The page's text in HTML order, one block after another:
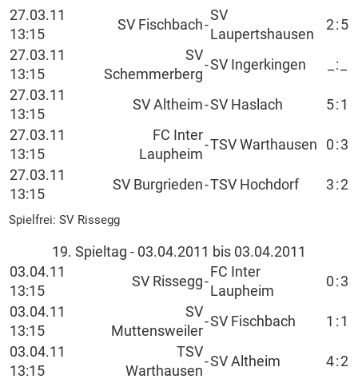
27.03.11
13:15
SV Fischbach-
SV
Laupertshausen
2: 5
27.03.11
13:15
SV
Schemmerberg
-SV Ingerkingen :
27.03.11
13:15
SV Altheim-SV Haslach 5: 1
27.03.11
13:15
FC Inter
Laupheim
-TSV Warthausen 0 : 3
27.03.11
13:15
SV Burgrieden-TSV Hochdorf 3 :2
Spielfrei: SV Rissegg
19. Spieltag - 03.04.2011 bis 03.04.2011
03.04.11
13:15
SV Rissegg-
FC Inter
Laupheim
0 : 3
03.04.11
13:15
SV
Muttensweiler
-SV Fischbach 1 : 1
03.04.11
13:15
TSV
Warthausen
-SV Altheim 4:2